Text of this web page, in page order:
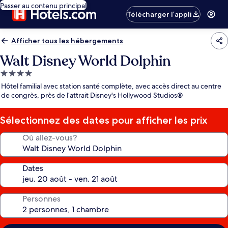
Passer au contenu principal
Télécharger l’appli
Afficher tous les hébergements
Walt Disney World Dolphin
Hébergement
4.0 étoiles
Hôtel familial avec station santé complète, avec accès direct au centre
de congrès, près de l’attrait Disney's Hollywood Studios®
Sélectionnez des dates pour afficher les prix
Où allez-vous?
Dates
Personnes